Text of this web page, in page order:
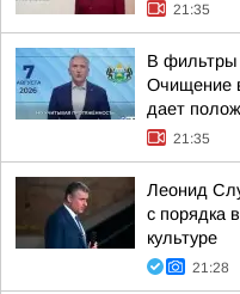
21:35
В фильтры
Очищение
дает
21:35
Леонид
с порядка
культуре
21:28